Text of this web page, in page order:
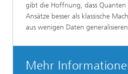
gibt die Hoffnung, dass Quanten
Ansätze besser als klassische
aus wenigen Daten
Mehr